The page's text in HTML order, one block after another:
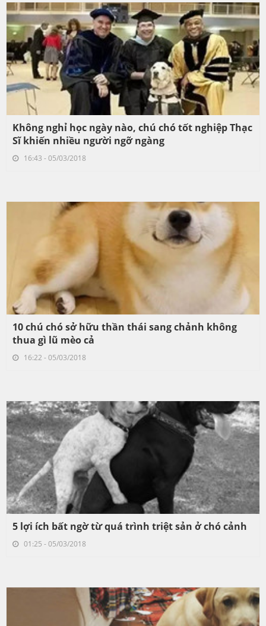
Không nghỉ học ngày nào, chú chó tốt nghiệp Thạc
Sĩ khiến nhiều người ngỡ ngàng
16:43 - 05/03/2018
10 chú chó sở hữu thần thái sang chảnh không
thua gì lũ mèo cả
16:22 - 05/03/2018
5 lợi ích bất ngờ từ quá trình triệt sản ở chó cảnh
01:25 - 05/03/2018